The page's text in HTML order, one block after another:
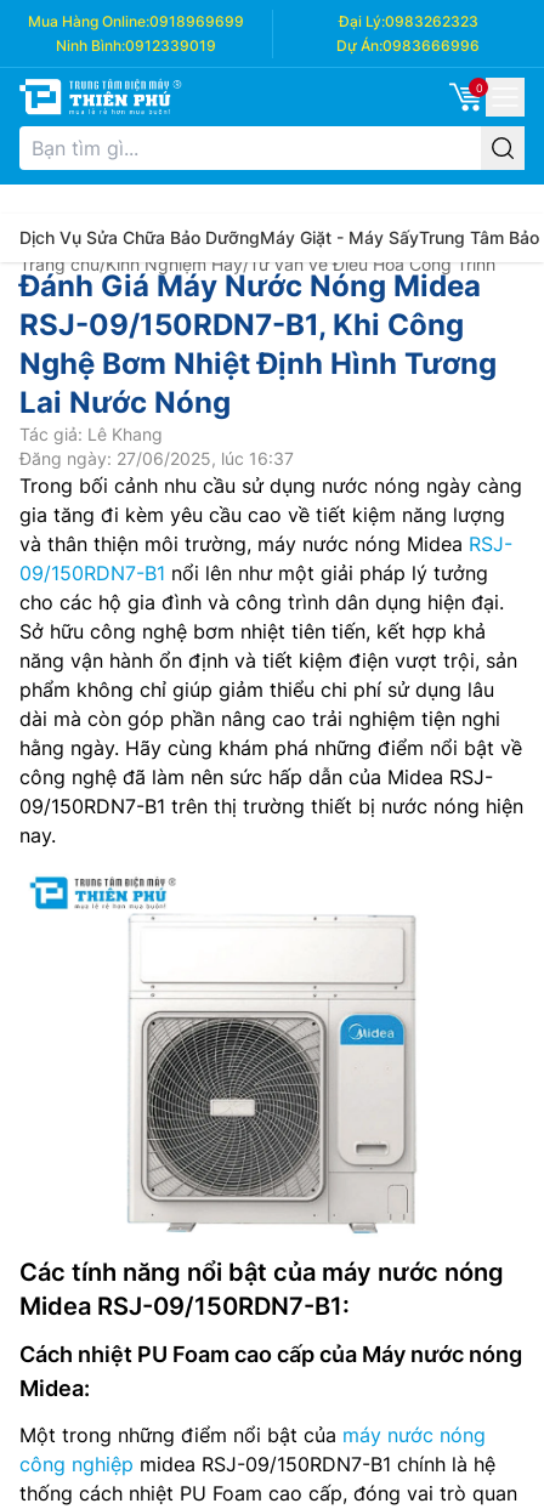
Mua Hàng Online:0918969699 Đại Lý:0983262323
Ninh Bình:0912339019 Dự Án:0983666996
0
Dịch Vụ Sửa Chữa Bảo DưỡngMáy Giặt - Máy SấyTrung Tâm Bảo
Trang chủ/Kinh Nghiệm Hay/Tư vấn về Điều Hòa Công Trình
Đánh Giá Máy Nước Nóng Midea
RSJ-09/150RDN7-B1, Khi Công
Nghệ Bơm Nhiệt Định Hình Tương
Lai Nước Nóng
Tác giả: Lê Khang
Đăng ngày: 27/06/2025, lúc 16:37
Trong bối cảnh nhu cầu sử dụng nước nóng ngày càng
gia tăng đi kèm yêu cầu cao về tiết kiệm năng lượng
và thân thiện môi trường, máy nước nóng Midea RSJ-
09/150RDN7-B1 nổi lên như một giải pháp lý tưởng
cho các hộ gia đình và công trình dân dụng hiện đại.
Sở hữu công nghệ bơm nhiệt tiên tiến, kết hợp khả
năng vận hành ổn định và tiết kiệm điện vượt trội, sản
phẩm không chỉ giúp giảm thiểu chi phí sử dụng lâu
dài mà còn góp phần nâng cao trải nghiệm tiện nghi
hằng ngày. Hãy cùng khám phá những điểm nổi bật về
công nghệ đã làm nên sức hấp dẫn của Midea RSJ-
09/150RDN7-B1 trên thị trường thiết bị nước nóng hiện
nay.
Các tính năng nổi bật của máy nước nóng
Midea RSJ-09/150RDN7-B1:
Cách nhiệt PU Foam cao cấp của Máy nước nóng
Midea:
Một trong những điểm nổi bật của máy nước nóng
công nghiệp midea RSJ-09/150RDN7-B1 chính là hệ
thống cách nhiệt PU Foam cao cấp, đóng vai trò quan